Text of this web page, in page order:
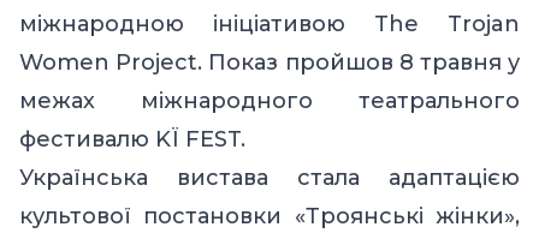
міжнародною ініціативою The Trojan
Women Project. Показ пройшов 8 травня у
межах міжнародного театрального
фестивалю KЇ FEST.
Українська вистава стала адаптацією
культової постановки «Троянські жінки»,